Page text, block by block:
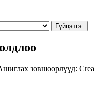
Гүйцэтгэ.
зөвшөөрлүүд: